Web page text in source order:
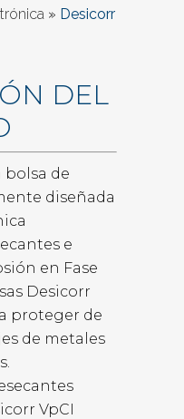
» Desicorr
DEL
bolsa de
diseñada
e
en Fase
Desicorr
proteger de
de metales
VpCI